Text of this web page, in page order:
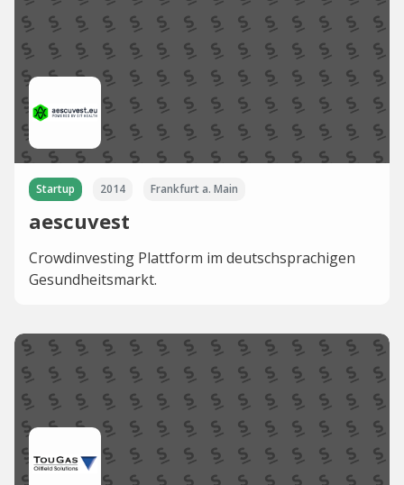
Startup 2014 Frankfurt a. Main
aescuvest
Crowdinvesting Plattform im deutschsprachigen
Gesundheitsmarkt.